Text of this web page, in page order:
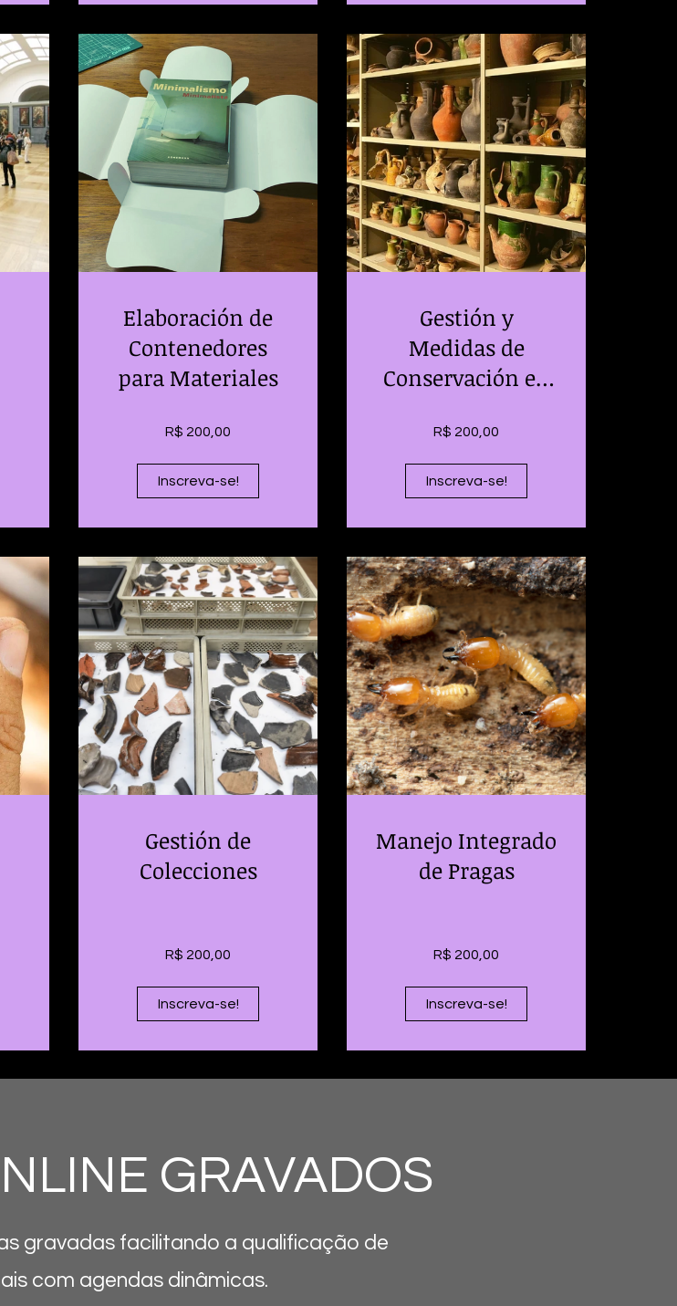
Elaboración de
Contenedores
para Materiales
R$ 200,00
Inscreva-se!
Gestión y
Medidas de
Conservación en
R$ 200,00
Inscreva-se!
Gestión de
Colecciones
R$ 200,00
Inscreva-se!
Manejo Integrado
de Pragas
R$ 200,00
Inscreva-se!
GRAVADOS
gravadas facilitando a qualificação de
com agendas dinâmicas.